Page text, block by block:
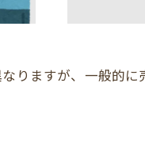
りますが、一般的